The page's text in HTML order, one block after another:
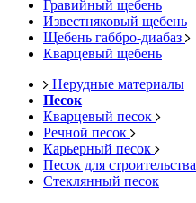
Гравийный щебень
Известняковый щебень
Щебень габбро-диабаз
Кварцевый щебень
Нерудные материалы
Песок
Кварцевый песок
Речной песок
Карьерный песок
Песок для строительства
Стеклянный песок